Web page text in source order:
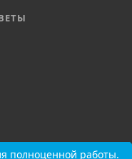
полноценной работы.
полноценной работы.